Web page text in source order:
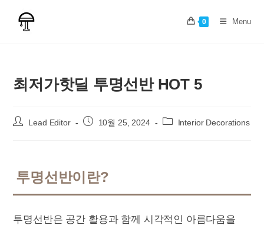
0 Menu
최저가핫딜 투명선반 HOT 5
Post Lead Editor
Post 10월 25, 2024
Post Interior Decorations
투명선반이란?
투명선반은 공간 활용과 함께 시각적인 아름다움을